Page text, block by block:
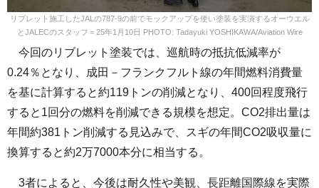
リブレット施工したJALの787-9の前でモックアップを使い塗装を実演するオーウエル
とJALECのスタッフ＝25年1月10日 PHOTO: Tadayuki YOSHIKAWA/Aviation Wire
今回のリブレット塗装では、巡航時の抵抗低減率が
0.24％となり、成田－フランクフルト線の年間燃料消費量
を基に計算すると約119トンの削減となり、400回程度飛行
すると1回分の燃料を削減できる規模を想定。CO2排出量は
年間約381トン削減する見込みで、スギの年間CO2吸収量に
換算すると約2万7000本分に相当する。
3者によると、今後は耐久性や美観、長距離国際線を実際